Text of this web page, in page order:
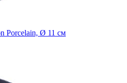
Porcelain, Ø 11 см